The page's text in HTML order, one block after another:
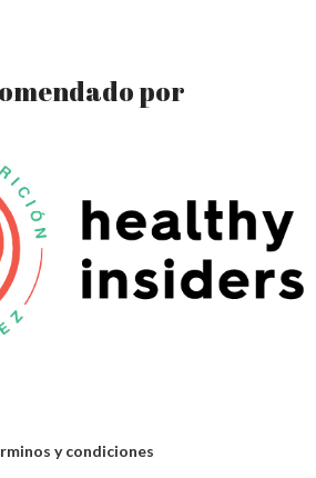
por
y condiciones